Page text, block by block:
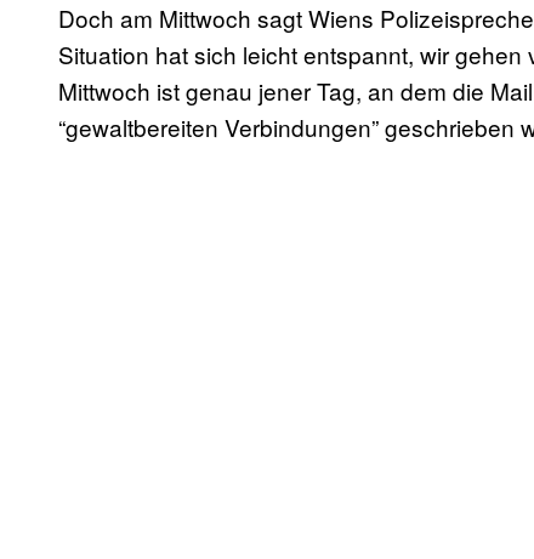
Doch am Mittwoch sagt Wiens
Situation hat sich leicht entspannt, wir
Mittwoch ist genau jener Tag, an dem die
“gewaltbereiten Verbindungen”